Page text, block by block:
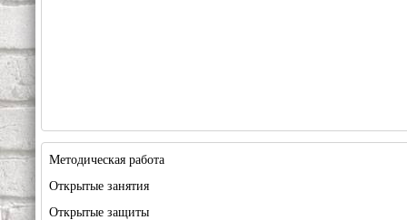
Методическая работа
Открытые занятия
Открытые защиты